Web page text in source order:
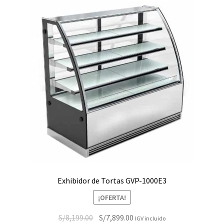
Exhibidor de Tortas GVP-1000E3
¡OFERTA!
S/8,199.00 ElS/7,899.00 El
IGV incluido